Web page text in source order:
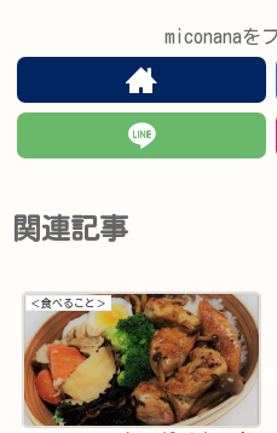
miconanaを
関連記事
＜食べること＞